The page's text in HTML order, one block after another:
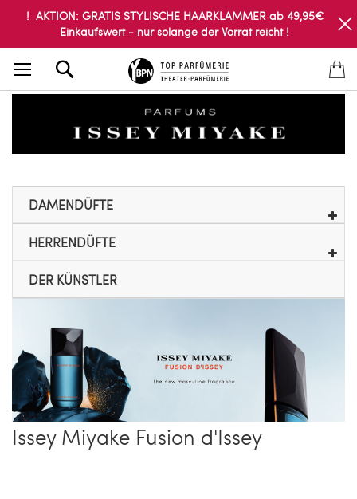
! AKTION: GRATIS STYLISCHE HAARKLAMMER ab 49,95€
Einkaufswert - nur solange der Vorrat reicht !
DAMENDÜFTE
HERRENDÜFTE
DER KÜNSTLER
Issey Miyake Fusion d'Issey